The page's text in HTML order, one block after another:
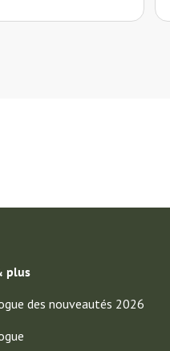
plus
des nouveautés 2026